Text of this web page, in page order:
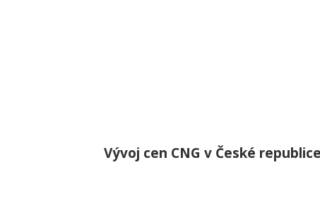
Vývoj cen CNG v České republice